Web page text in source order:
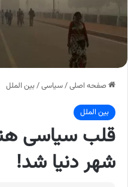
صفحه اصلی/سیاسی/بین الملل
بین الملل
قلب سیاسی
شهر دنیا شد!